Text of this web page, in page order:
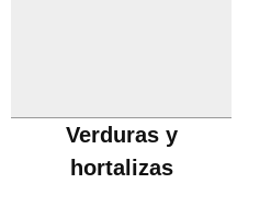
Verduras y
hortalizas